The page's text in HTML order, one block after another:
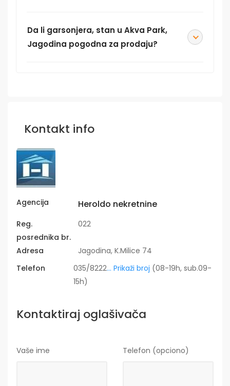
Da li garsonjera, stan u Akva Park,
Jagodina pogodna za prodaju?
Kontakt info
Agencija Heroldo nekretnine
Reg.
posrednika br.
022
Adresa
Jagodina, K.Milice 74
Telefon
035/8222... Prikaži broj (08-19h, sub.09-
15h)
Kontaktiraj oglašivača
Vaše ime Telefon (opciono)